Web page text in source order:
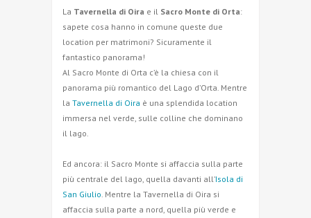
La Tavernella di Oira e il Sacro Monte di Orta:
sapete cosa hanno in comune queste due
location per matrimoni? Sicuramente il
fantastico panorama!
Al Sacro Monte di Orta c’è la chiesa con il
panorama più romantico del Lago d’Orta. Mentre
la Tavernella di Oira è una splendida location
immersa nel verde, sulle colline che dominano
il lago.
Ed ancora: il Sacro Monte si affaccia sulla parte
più centrale del lago, quella davanti all’Isola di
San Giulio . Mentre la Tavernella di Oira si
affaccia sulla parte a nord, quella più verde e